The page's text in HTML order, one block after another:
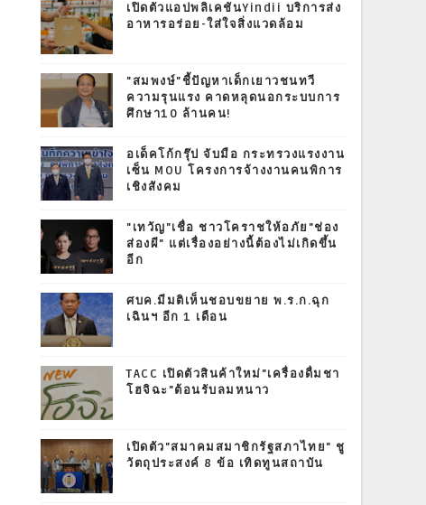
เปิดตัวแอปพลิเคชันYindii บริการส่ง
อาหารอร่อย-ใส่ใจสิ่งแวดล้อม
"สมพงษ์"ชี้ปัญหาเด็กเยาวชนทวี
ความรุนแรง คาดหลุดนอกระบบการ
ศึกษา10 ล้านคน!
อเด็คโก้กรุ๊ป จับมือ กระทรวงแรงงาน
เซ็น MOU โครงการจ้างงานคนพิการ
เชิงสังคม
"เทวัญ"เชื่อ ชาวโคราชให้อภัย"ช่อง
ส่องผี" แต่เรื่องอย่างนี้ต้องไม่เกิดขึ้น
อีก
ศบค.มีมติเห็นชอบขยาย พ.ร.ก.ฉุก
เฉินฯ อีก 1 เดือน
TACC เปิดตัวสินค้าใหม่"เครื่องดื่มชา
โฮจิฉะ"ต้อนรับลมหนาว
เปิดตัว"สมาคมสมาชิกรัฐสภาไทย" ชู
วัตถุประสงค์ 8 ข้อ เทิดทูนสถาบัน